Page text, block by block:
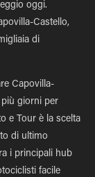
oggi.
Castello,
di
Capovilla-
giorni per
e Tour è la scelta
di ultimo
i principali hub
facile